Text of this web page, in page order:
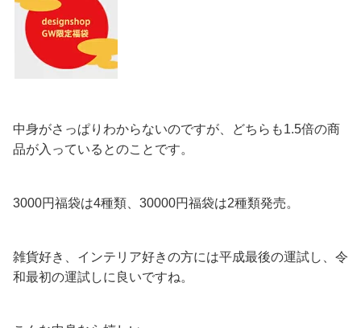
中身がさっぱりわからないのですが、どちらも1.5倍の商
品が入っているとのことです。
3000円福袋は4種類、30000円福袋は2種類発売。
雑貨好き、インテリア好きの方には平成最後の運試し、令
和最初の運試しに良いですね。